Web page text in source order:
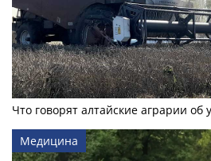
Что говорят алтайские аграрии об
Медицина